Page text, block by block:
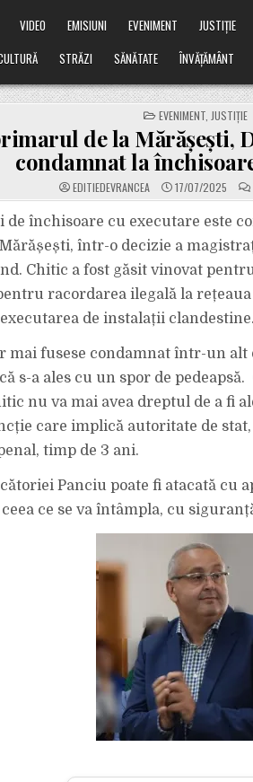
VIDEO EMISIUNI EVENIMENT JUSTIȚIE
STRĂZI SĂNĂTATE ÎNVĂȚĂMÂNT
POSTED
IN
EVENIMENT JUSTIȚIE
de la Mărășești,
condamnat la
EDITIEDEVRANCEA 17/07/2025
de închisoare cu executare este
într-o decizie a
Chitic a fost găsit vinovat
racordarea ilegală la
de instalații clandestine.
mai fusese condamnat într-un alt
s-a ales cu un spor de
nu va mai avea dreptul de a fi
care implică autoritate de
timp de 3 ani.
Panciu poate fi atacată cu
ce se va întâmpla, cu